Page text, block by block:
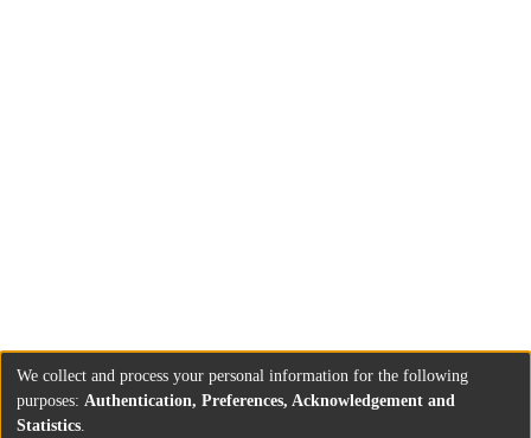
We collect and process your personal information for the following
purposes: Authentication, Preferences, Acknowledgement and
Statistics